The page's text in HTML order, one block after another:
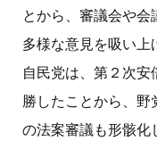
とから、審議会や会
多様な意見を吸い上
自民党は、第２次安
勝したことから、野
の法案審議も形骸化